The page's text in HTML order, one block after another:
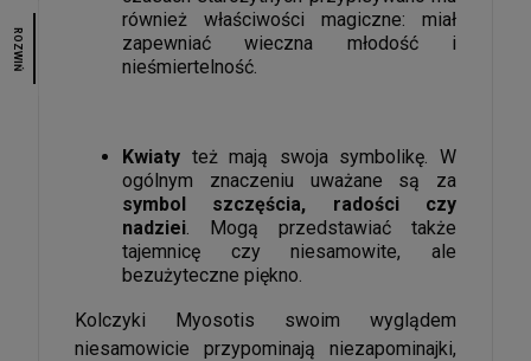
ROZWIŃ
również właściwości magiczne: miał
zapewniać wieczna młodość i
nieśmiertelność.
Kwiaty też mają swoja symbolikę. W
ogólnym znaczeniu uważane są za
symbol szczęścia, radości czy
nadziei . Mogą przedstawiać także
tajemnicę czy niesamowite, ale
bezużyteczne piękno.
Kolczyki Myosotis swoim wyglądem
niesamowicie przypominają niezapominajki,